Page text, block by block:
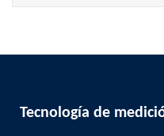
Tecnología de